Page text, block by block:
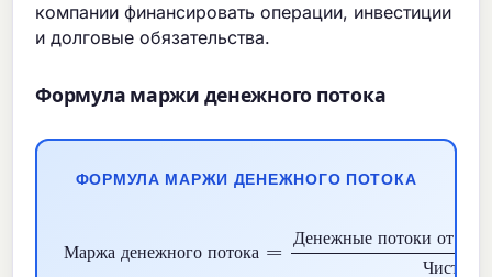
компании финансировать операции, инвестиции
и долговые обязательства.
Формула маржи денежного потока
ФОРМУЛА МАРЖИ ДЕНЕЖНОГО ПОТОКА
Ма ржа д ен ежн ог о п о т ока
Ден ежн ые п о т о ки о т
Чи ст
Маржа денежного потока=
Денежные потоки от операционной деятельностиЧистая